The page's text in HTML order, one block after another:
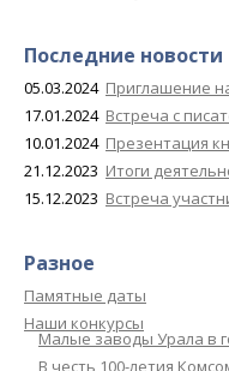
Последние новости
05.03.2024 Приглашение
17.01.2024 Встреча с
10.01.2024 Презентация
21.12.2023 Итоги
15.12.2023 Встреча
Разное
Памятные даты
Наши конкурсы
Малые заводы Урала в